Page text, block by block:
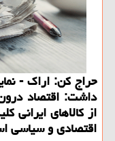
حراج كن: اراك -
داشت: اقتصاد
از كالاهای ایرانی
اقتصادی و سیاسی